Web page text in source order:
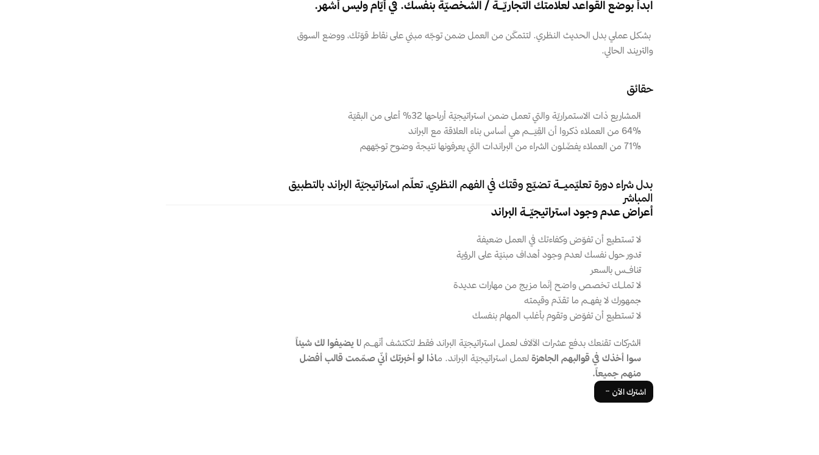
ابدأ بوضع القواعد لعلامتك التجاريّـــة / الشخصيّة بنفسك. في أيّام وليس أشهر.
والتريند الحالي.
حقائق
المشاريع ذات الاستمراريّة والتي تعمل ضمن استراتيجيّة أرباحها 32% أعلى من البقيّة
64% من العملاء ذكروا أن القِيَــــم هي أساس بناء العلاقة مع البراند
71% من العملاء يفضّلون الشراء من البراندات التي يعرفونها نتيجة وضوح توجّههم
المباشر
أعراض عدم وجود استراتيجيّــة البراند
لا تستطيع أن تفوّض وكفاءتك في العمل ضعيفة
تدور حول نفسك لعدم وجود أهداف مبنيّة على الرؤية
تنافـــس بالسعر
لا تملــك تخصص واضح إنّما مزيج من مهارات عديدة
جمهورك لا يفهــم ما تقدّم وقيمته
لا تستطيع أن تفوّض وتقوم بأغلب المهام بنفسك
الشركات تقنعك بدفع عشرات الآلاف لعمل استراتيجيّة البراند فقط لتكتشف أنّهـــم ل
سوا أخذك في قوالبهم الجاهزة لعمل استراتيجيّة البراند. م
منهم جميعاً.
اشترك الآن